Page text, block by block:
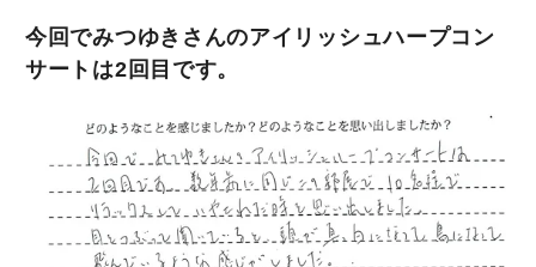
今回でみつゆきさんのアイリッシュハープコン
サートは2回目です。